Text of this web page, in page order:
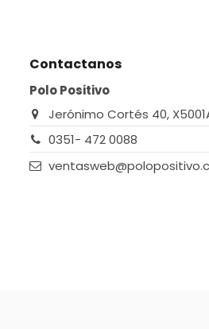
Contactanos
Polo Positivo
Jerónimo Cortés 40,
0351- 472 0088